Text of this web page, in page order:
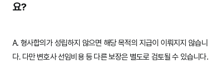
요?
A. 형사합의가 성립하지 않으면 해당 목적의 지급이 이뤄지지 않습니
다. 다만 변호사 선임비용 등 다른 보장은 별도로 검토될 수 있습니다.